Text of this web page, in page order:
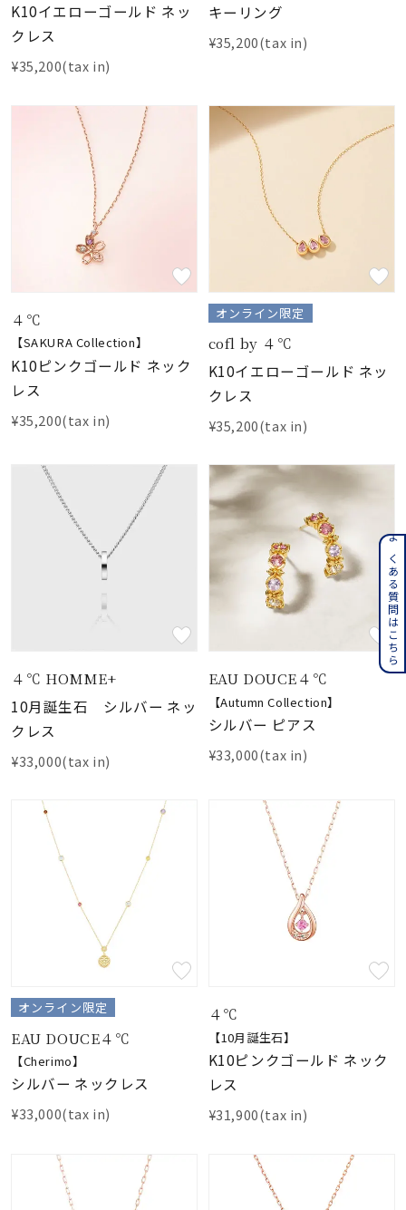
K10イエローゴールド ネッ
クレス
¥35,200(tax in)
キーリング
¥35,200(tax in)
４℃
【SAKURA Collection】
K10ピンクゴールド ネック
レス
¥35,200(tax in)
オンライン限定
cofl by ４℃
K10イエローゴールド ネッ
クレス
¥35,200(tax in)
４℃ HOMME+
10月誕生石 シルバー ネッ
クレス
¥33,000(tax in)
EAU DOUCE４℃
【Autumn Collection】
シルバー ピアス
¥33,000(tax in)
オンライン限定
EAU DOUCE４℃
【Cherimo】
シルバー ネックレス
¥33,000(tax in)
４℃
【10月誕生石】
K10ピンクゴールド ネック
レス
¥31,900(tax in)
よくある質問はこちら